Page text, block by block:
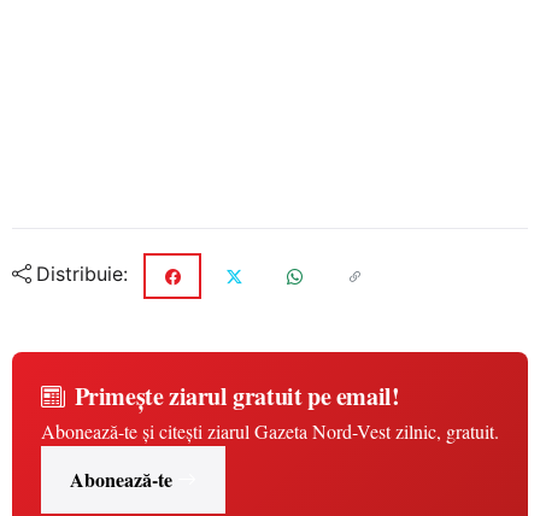
Distribuie:
Primește ziarul gratuit pe email!
Abonează-te și citești ziarul Gazeta Nord-Vest zilnic, gratuit.
Abonează-te